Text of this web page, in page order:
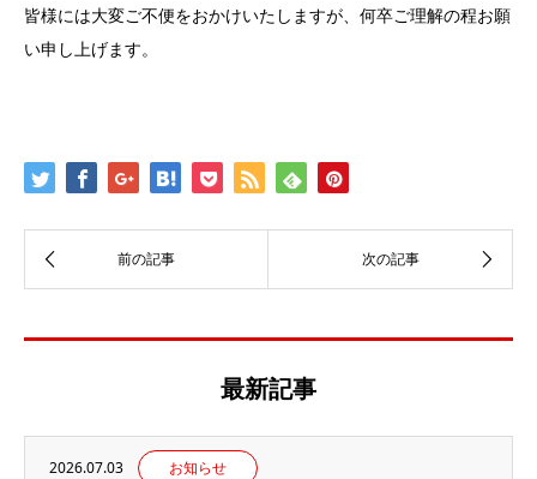
皆様には大変ご不便をおかけいたしますが、何卒ご理解の程お願
い申し上げます。
最新記事
2026.07.03 お知らせ